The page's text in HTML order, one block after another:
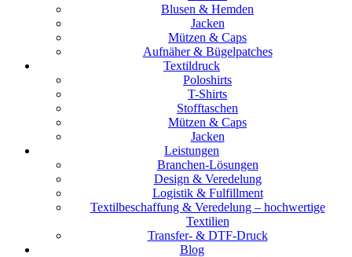
Blusen & Hemden
Jacken
Mützen & Caps
Aufnäher & Bügelpatches
Textildruck
Poloshirts
T-Shirts
Stofftaschen
Mützen & Caps
Jacken
Leistungen
Branchen-Lösungen
Design & Veredelung
Logistik & Fulfillment
Textilbeschaffung & Veredelung – hochwertige
Textilien
Transfer- & DTF-Druck
Blog